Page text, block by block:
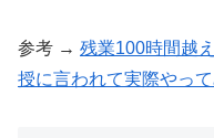
参考 → 残業100時間越
授に言われて実際やっ